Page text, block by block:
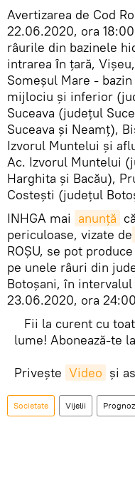
Avertizarea de Cod
22.06.2020, ora
râurile din bazinele
intrarea ȋn ţară,
Someşul Mare -
mijlociu şi inferior
Suceava (judeţul
Suceava şi Neamţ),
Izvorul Muntelui şi
Ac. Izvorul Muntelui
Harghita şi Bacău),
Costeşti (judeţul
INHGA mai anunţă
periculoase, vizate de
ROȘU, se pot
pe unele râuri din
Botoșani, în
23.06.2020, ora
Fii la curent cu
lume! Abonează-te
Privește Video și
Societate Vijelii